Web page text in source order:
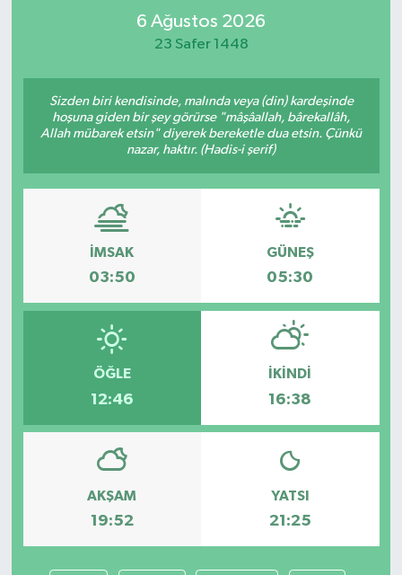
6 Ağustos 2026
23 Safer 1448
Sizden biri kendisinde, malında veya (din) kardeşinde
hoşuna giden bir şey görürse "mâşâallah, bârekallâh,
Allah mübarek etsin" diyerek bereketle dua etsin. Çünkü
nazar, haktır. (Hadis-i şerif)
İMSAK
03:50
GÜNEŞ
05:30
ÖĞLE
12:46
İKINDI
16:38
AKŞAM
19:52
YATSI
21:25
BİLİM VE TEKNOLOJİ
Yaşam
Tarih
İletişim
Künye